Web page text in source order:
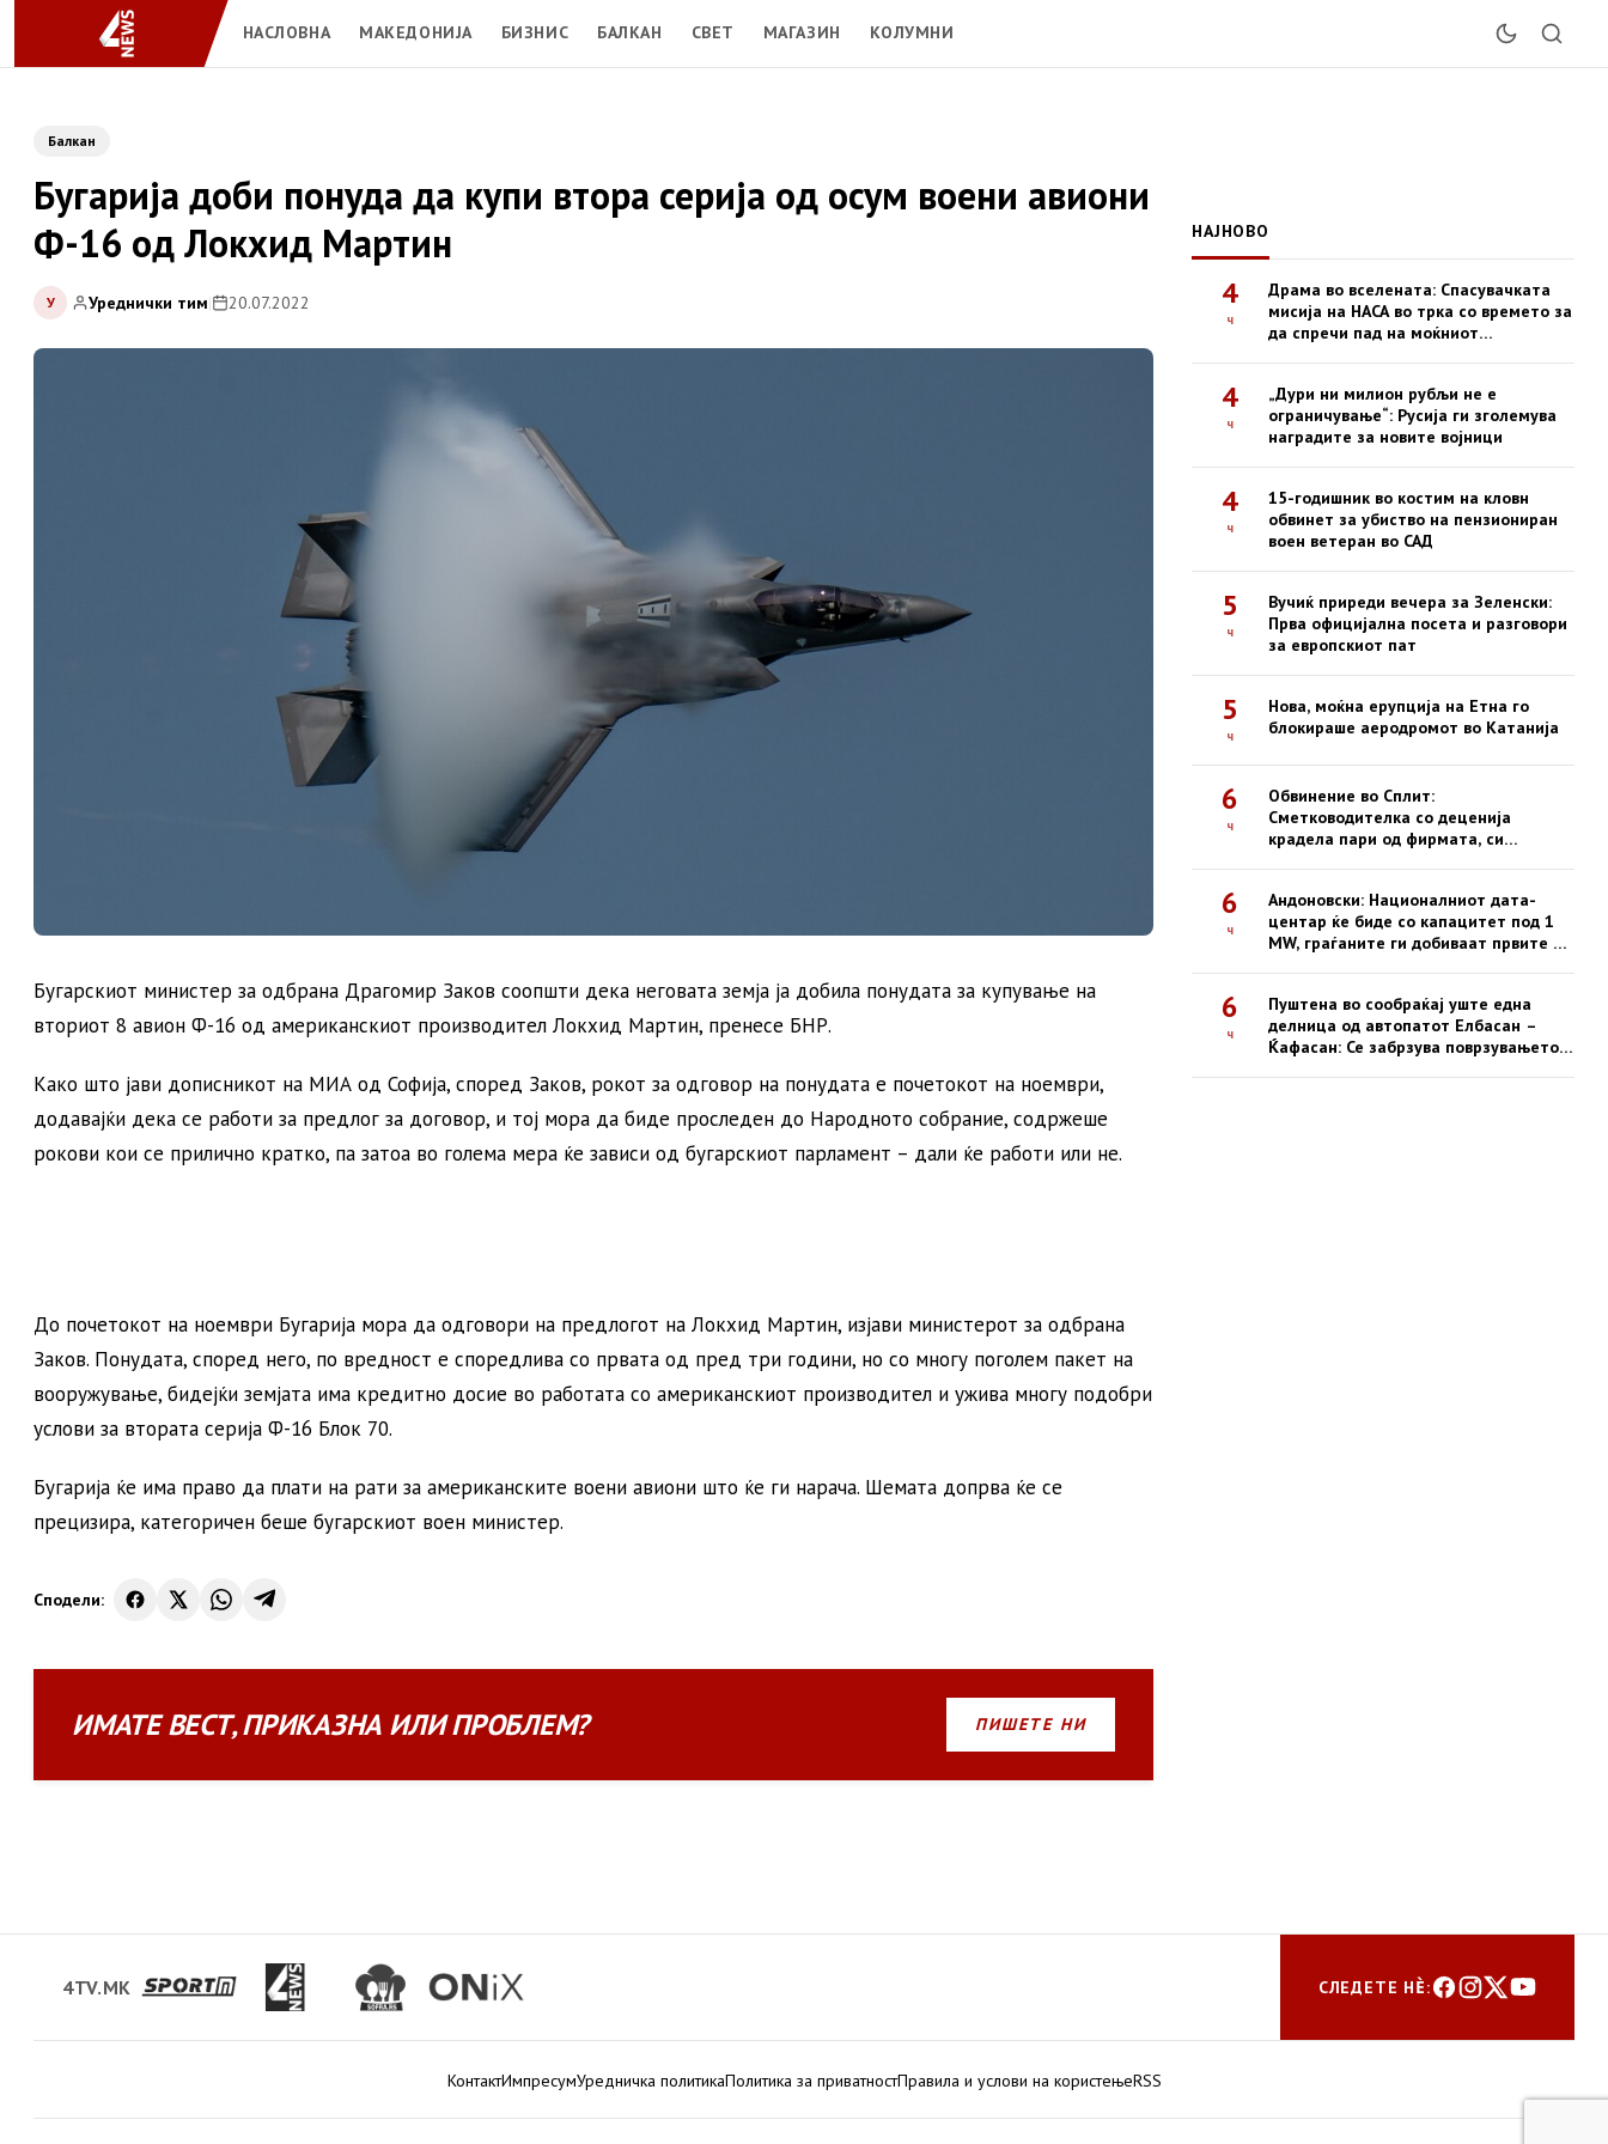
НАСЛОВНА МАКЕДОНИЈА БИЗНИС БАЛКАН СВЕТ МАГАЗИН КОЛУМНИ
Балкан
Бугарија доби понуда да купи втора серија од осум воени авиони
Ф-16 од Локхид Мартин
У Уреднички тим| 20.07.2022
Бугарскиот министер за одбрана Драгомир Заков соопшти дека неговата земја ја добила понудата за купување на
вториот 8 авион Ф-16 од американскиот производител Локхид Мартин, пренесе БНР.
Како што јави дописникот на МИА од Софија, според Заков, рокот за одговор на понудата е почетокот на ноември,
додавајќи дека се работи за предлог за договор, и тој мора да биде проследен до Народното собрание, содржеше
рокови кои се прилично кратко, па затоа во голема мера ќе зависи од бугарскиот парламент – дали ќе работи или не.
До почетокот на ноември Бугарија мора да одговори на предлогот на Локхид Мартин, изјави министерот за одбрана
Заков. Понудата, според него, по вредност е споредлива со првата од пред три години, но со многу поголем пакет на
вооружување, бидејќи земјата има кредитно досие во работата со американскиот производител и ужива многу подобри
услови за втората серија Ф-16 Блок 70.
Бугарија ќе има право да плати на рати за американските воени авиони што ќе ги нарача. Шемата допрва ќе се
прецизира, категоричен беше бугарскиот воен министер.
Сподели:
ИМАТЕВЕСТ,ПРИКАЗНА ИЛИПРОБЛЕМ? ПИШЕТЕ НИ
НАЈНОВО
4
ч
Драма во вселената: Спасувачката
мисија на НАСА во трка со времето за
да спречи пад на моќниот
4
ч
„Дури ни милион рубљи не е
ограничување“: Русија ги зголемува
наградите за новите војници
4
ч
15-годишник во костим на кловн
обвинет за убиство на пензиониран
воен ветеран во САД
5
ч
Вучиќ приреди вечера за Зеленски:
Прва официјална посета и разговори
за европскиот пат
5
ч
Нова, моќна ерупција на Етна го
блокираше аеродромот во Катанија
6
ч
Обвинение во Сплит:
Сметководителка со деценија
крадела пари од фирмата, си
6
ч
Андоновски: Националниот дата-
центар ќе биде со капацитет под 1
MW, граѓаните ги добиваат првите е-
6
ч
Пуштена во сообраќај уште една
делница од автопатот Елбасан –
Ќафасан: Се забрзува поврзувањето
4TV.MK СЛЕДЕТЕ НЀ:
КонтактИмпресумУредничка политикаПолитика за приватностПравила и услови на користењеRSS